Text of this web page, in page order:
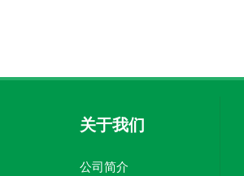
关于我们
公司简介